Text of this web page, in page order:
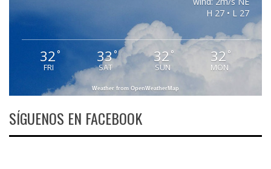
H 27 • L 27
32°
FRI
33°
SAT
32 °
SUN
32 °
MON
Weather from OpenWeatherMap
SÍGUENOS EN FACEBOOK